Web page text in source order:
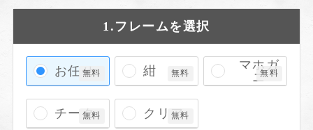
1.フレームを選択
お任せ
無料 紺 無料
マホガ
ニ無料
チーク
無料 クリア
無料